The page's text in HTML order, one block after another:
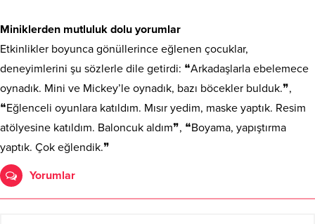
Miniklerden mutluluk dolu yorumlar
Etkinlikler boyunca gönüllerince eğlenen çocuklar,
deneyimlerini şu sözlerle dile getirdi: ❝Arkadaşlarla ebelemece
oynadık. Mini ve Mickey’le oynadık, bazı böcekler bulduk.❞,
❝Eğlenceli oyunlara katıldım. Mısır yedim, maske yaptık. Resim
atölyesine katıldım. Baloncuk aldım❞, ❝Boyama, yapıştırma
yaptık. Çok eğlendik.❞
Yorumlar